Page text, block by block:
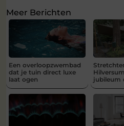
Meer Berichten
Een overloopzwembad
dat je tuin direct luxe
laat ogen
jubileum